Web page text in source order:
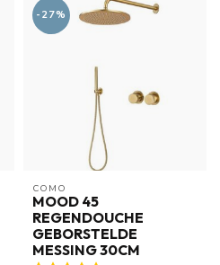
-27%
COMO
MOOD 45
REGENDOUCHE
GEBORSTELDE
MESSING 30CM